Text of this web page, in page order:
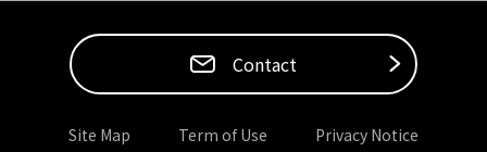
Contact
Site Map Term of Use Privacy Notice